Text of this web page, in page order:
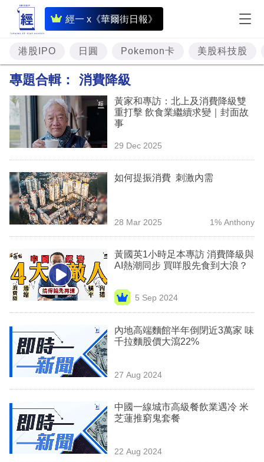
經一 x《華爾街日報》
即
時
財
經
題
投
資
樓
市
理
商
業
科
技
場
生
時
事
港股IPO 日圓 Pokemon卡 美股科技股
專題合輯： 消費降級
黃家和專訪：北上及消費降級雙
重打擊 飲食業繼續求變｜封面故
事
29 Dec 2025
如何提振消費 刺激內需
28 Mar 2025 1% Anthony
黃國英1小時足本專訪 消費降級與
AI熱潮同步 買咩股先食到大浪？
5 Sep 2024
內地高端麵館半年倒閉近3萬家 味
千拉麵股價大瀉22%
27 Aug 2024
中國一線城市高級餐飲業遇冷 米
芝蓮推窮鬼套餐
22 Aug 2024